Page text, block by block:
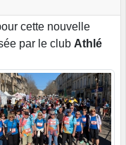
cette nouvelle
par le club Athlé